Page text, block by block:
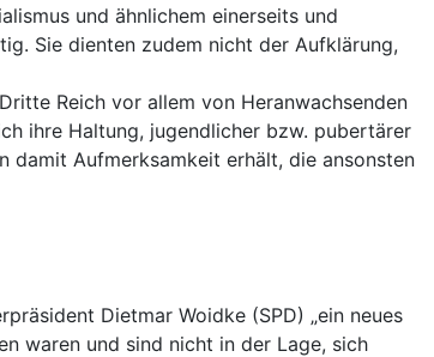
und ähnlichem einerseits und
Sie dienten zudem nicht der Aufklärung,
Reich vor allem von Heranwachsenden
ihre Haltung, jugendlicher bzw. pubertärer
damit Aufmerksamkeit erhält, die ansonsten
Dietmar Woidke (SPD) „ein neues
waren und sind nicht in der Lage, sich